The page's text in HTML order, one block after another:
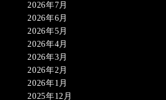
2026年7月
2026年6月
2026年5月
2026年4月
2026年3月
2026年2月
2026年1月
2025年12月